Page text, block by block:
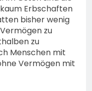
Erbschaften
bisher wenig
zu
zu
Menschen mit
Vermögen mit